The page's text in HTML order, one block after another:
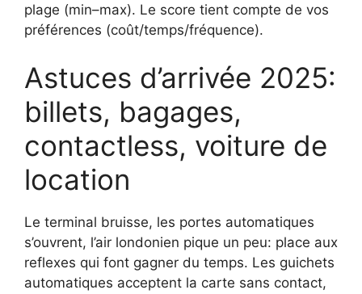
plage (min–max). Le score tient compte de vos
préférences (coût/temps/fréquence).
Astuces d’arrivée 2025:
billets, bagages,
contactless, voiture de
location
Le terminal bruisse, les portes automatiques
s’ouvrent, l’air londonien pique un peu: place aux
reflexes qui font gagner du temps. Les guichets
automatiques acceptent la carte sans contact,